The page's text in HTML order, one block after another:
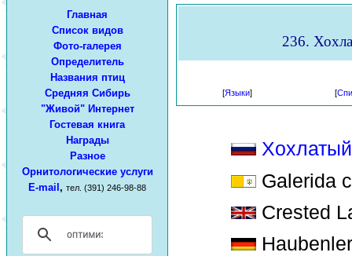
Главная
Список видов
Фото-галерея
Определитель
Названия птиц
Средняя Сибирь
"Живой" Интернет
Гостевая книга
Награды
Разное
Орнитологические услуги
E-mail , тел. (391) 246-98-88
236.
[Языки] [
Galerida
Crested